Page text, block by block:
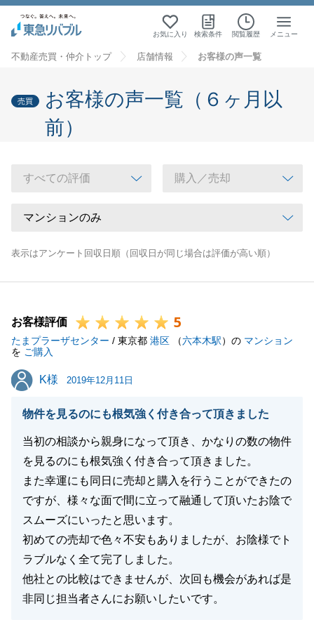
お気に入り 検索条件 閲覧履歴 メニュー
不動産売買・仲介トップ 店舗情報 お客様の声一覧
売買
お客様の声一覧（６ヶ月以
前）
表示はアンケート回収日順（回収日が同じ場合は評価が高い順）
お客様評価 5
たまプラーザセンター / 東京都 港区 （六本木駅）の マンション
を ご購入
K様
K様 2019年12月11日
物件を見るのにも根気強く付き合って頂きました
当初の相談から親身になって頂き、かなりの数の物件
を見るのにも根気強く付き合って頂きました。
また幸運にも同日に売却と購入を行うことができたの
ですが、様々な面で間に立って融通して頂いたお陰で
スムーズにいったと思います。
初めての売却で色々不安もありましたが、お陰様でト
ラブルなく全て完了しました。
他社との比較はできませんが、次回も機会があれば是
非同じ担当者さんにお願いしたいです。